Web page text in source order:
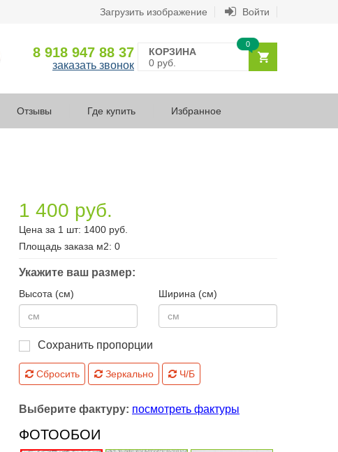
Загрузить изображение Войти
8 918 947 88 37
заказать звонок
КОРЗИНА
0 руб.
0
Отзывы Где купить Избранное
1 400 руб.
Цена за 1 шт: 1400 руб.
Площадь заказа м2: 0
Укажите ваш размер:
Высота (см) Ширина (см)
Сохранить пропорции
Сбросить Зеркально Ч/Б
Выберите фактуру: посмотреть фактуры
ФОТООБОИ